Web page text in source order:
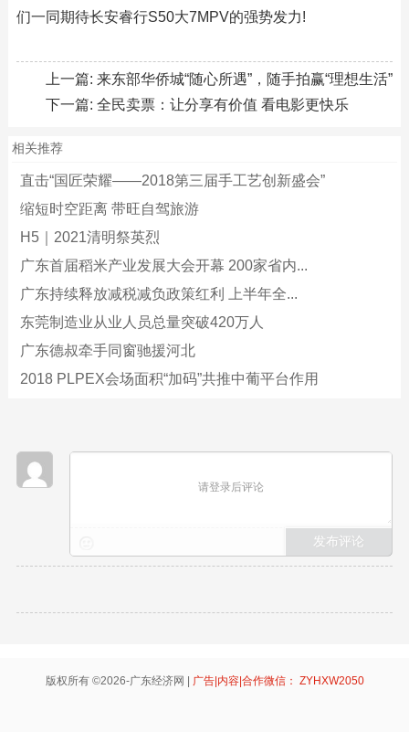
们一同期待长安睿行S50大7MPV的强势发力!
上一篇: 来东部华侨城“随心所遇”，随手拍赢“理想生活”
下一篇: 全民卖票：让分享有价值 看电影更快乐
相关推荐
直击“国匠荣耀——2018第三届手工艺创新盛会”
缩短时空距离 带旺自驾旅游
H5｜2021清明祭英烈
广东首届稻米产业发展大会开幕 200家省内...
广东持续释放减税减负政策红利 上半年全...
东莞制造业从业人员总量突破420万人
广东德叔牵手同窗驰援河北
2018 PLPEX会场面积“加码”共推中葡平台作用
请登录后评论
版权所有 ©2026-广东经济网 | 广告|内容|合作微信： ZYHXW2050